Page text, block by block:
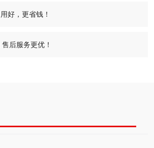
产品性价比高 用好，更省钱！
20多行业经验 售后服务更优！